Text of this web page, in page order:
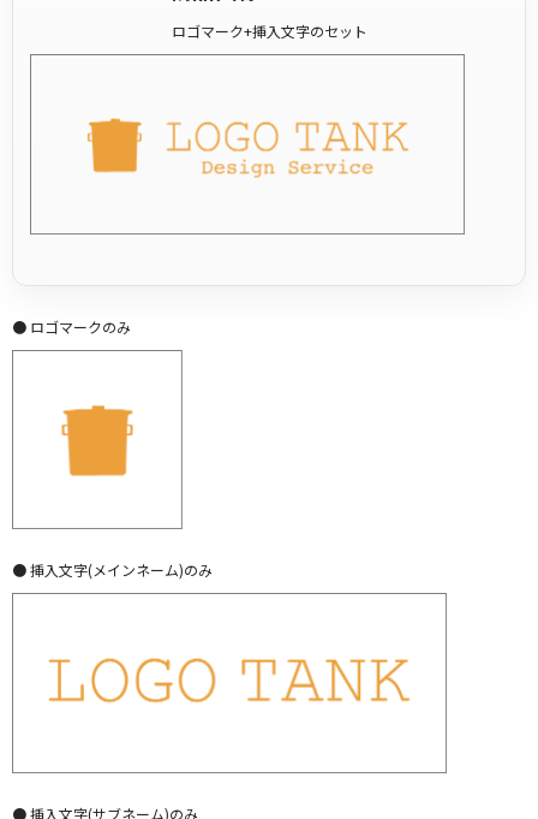
ロゴマーク+挿入文字のセット
● ロゴマークのみ
● 挿入文字(メインネーム)のみ
● 挿入文字(サブネーム)のみ